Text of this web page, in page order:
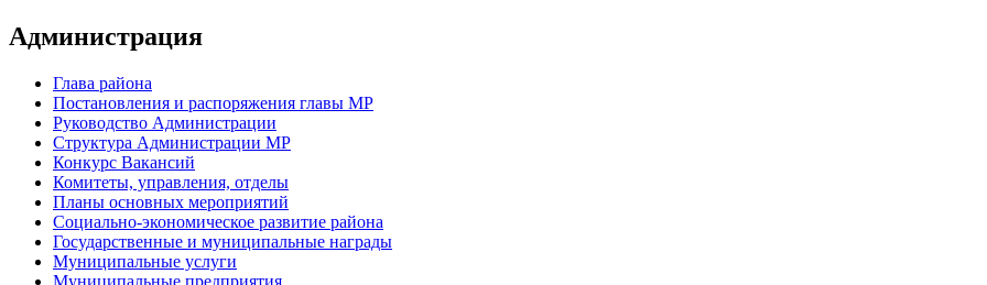
Администрация
Глава района
Постановления и распоряжения главы МР
Руководство Администрации
Структура Администрации МР
Конкурс Вакансий
Комитеты, управления, отделы
Планы основных мероприятий
Социально-экономическое развитие района
Государственные и муниципальные награды
Муниципальные услуги
Муниципальные предприятия